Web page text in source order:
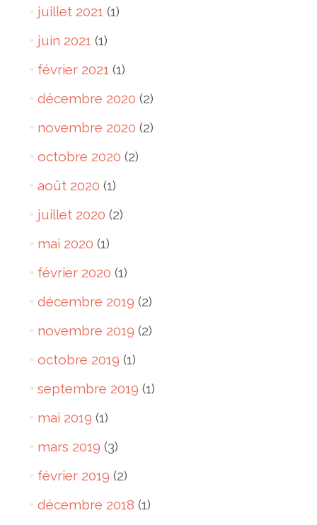
juillet 2021 (1)
juin 2021 (1)
février 2021 (1)
décembre 2020 (2)
novembre 2020 (2)
octobre 2020 (2)
août 2020 (1)
juillet 2020 (2)
mai 2020 (1)
février 2020 (1)
décembre 2019 (2)
novembre 2019 (2)
octobre 2019 (1)
septembre 2019 (1)
mai 2019 (1)
mars 2019 (3)
février 2019 (2)
décembre 2018 (1)